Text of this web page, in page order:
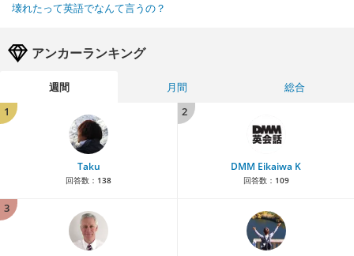
壊れたって英語でなんて言うの？
アンカーランキング
週間 月間
総合
1
Taku
回答数： 138
2
DMM Eikaiwa K
回答数： 109
3